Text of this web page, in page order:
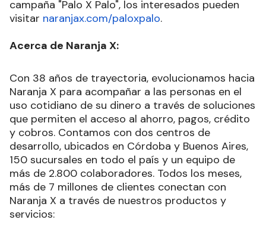
campaña "Palo X Palo", los interesados pueden
visitar naranjax.com/paloxpalo.
Acerca de Naranja X:
Con 38 años de trayectoria, evolucionamos hacia
Naranja X para acompañar a las personas en el
uso cotidiano de su dinero a través de soluciones
que permiten el acceso al ahorro, pagos, crédito
y cobros. Contamos con dos centros de
desarrollo, ubicados en Córdoba y Buenos Aires,
150 sucursales en todo el país y un equipo de
más de 2.800 colaboradores. Todos los meses,
más de 7 millones de clientes conectan con
Naranja X a través de nuestros productos y
servicios: